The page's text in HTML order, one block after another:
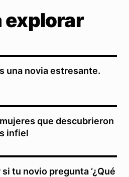
explorar
una novia estresante.
que descubrieron
infiel
tu novio pregunta ‘¿Qué